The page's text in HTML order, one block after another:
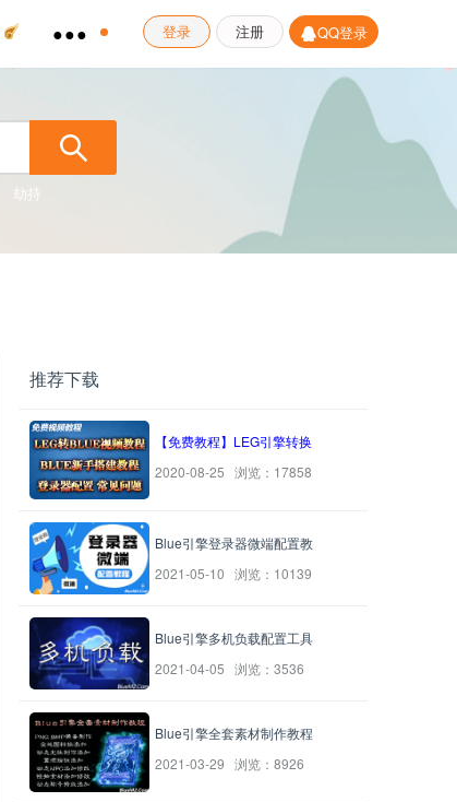
●●● 登录 注册 QQ登录
劫持
推荐下载
【免费教程】LEG引擎转换
2020-08-25 浏览：17858
Blue引擎登录器微端配置教
2021-05-10 浏览：10139
Blue引擎多机负载配置工具
2021-04-05 浏览：3536
Blue引擎全套素材制作教程
2021-03-29 浏览：8926